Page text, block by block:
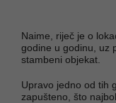
Naime, riječ je o
godine u godinu, uz
stambeni objekat.
Upravo jedno od tih
zapušteno, što